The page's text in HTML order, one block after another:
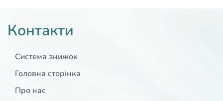
Контакти
Система знижок
Головна сторінка
Про нас